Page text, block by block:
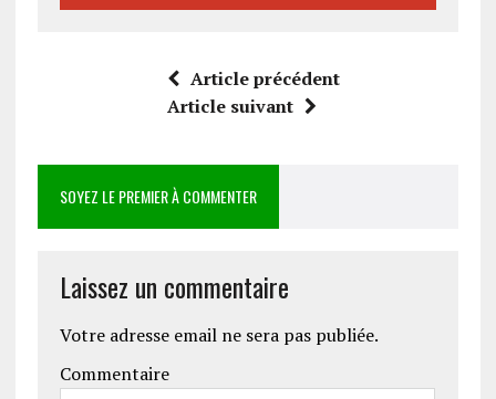
Article précédent
Article suivant
SOYEZ LE PREMIER À COMMENTER
Laissez un commentaire
Votre adresse email ne sera pas publiée.
Commentaire